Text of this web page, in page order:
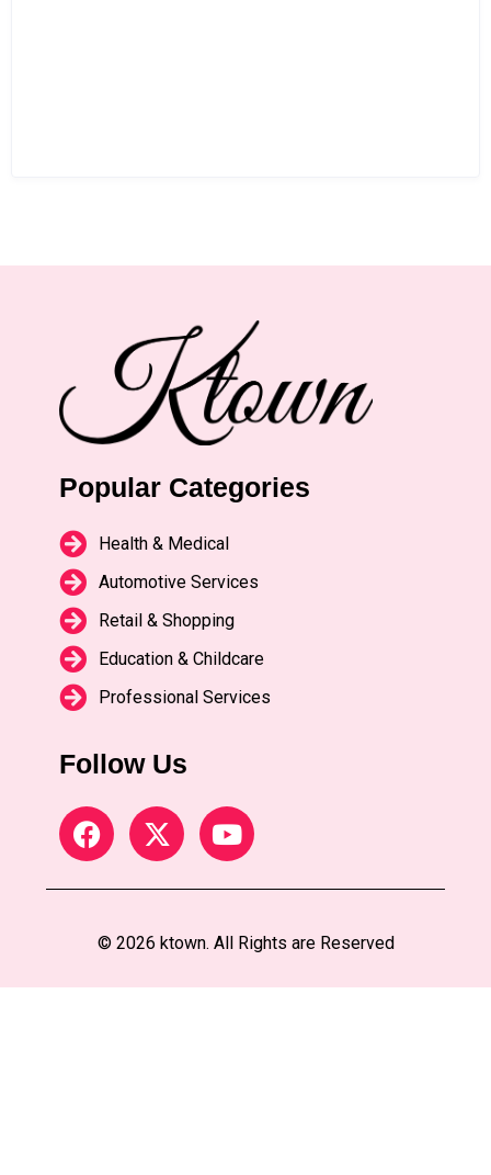
Popular Categories
Health & Medical
Automotive Services
Retail & Shopping
Education & Childcare
Professional Services
Follow Us
© 2026 ktown. All Rights are Reserved